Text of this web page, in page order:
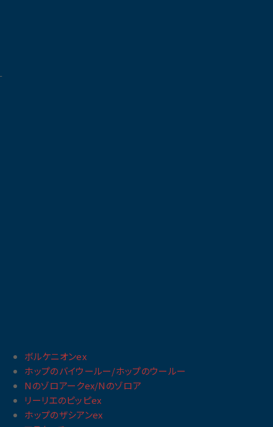
ボルケニオンex
ホップのバイウールー/ホップのウールー
Nのゾロアークex/Nのゾロア
リーリエのピッピex
ホップのザシアンex